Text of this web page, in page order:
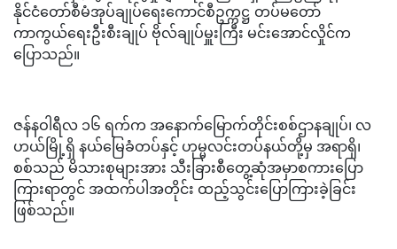
နိုင်ငံတော်စီမံအုပ်ချုပ်ရေးကောင်စီဥက္ကဋ္ဌ တပ်မတော်
ကာကွယ်ရေးဦးစီးချုပ် ဗိုလ်ချုပ်မှူးကြီး မင်းအောင်လှိုင်က
ပြောသည်။
ဇန်နဝါရီလ ၁၆ ရက်က အနောက်မြောက်တိုင်းစစ်ဌာနချုပ်၊ လ
ဟယ်မြို့ရှိ နယ်မြေခံတပ်နှင့် ဟုမ္မလင်းတပ်နယ်တို့မှ အရာရှိ၊
စစ်သည် မိသားစုများအား သီးခြားစီတွေ့ဆုံအမှာစကားပြော
ကြားရာတွင် အထက်ပါအတိုင်း ထည့်သွင်းပြောကြားခဲ့ခြင်း
ဖြစ်သည်။